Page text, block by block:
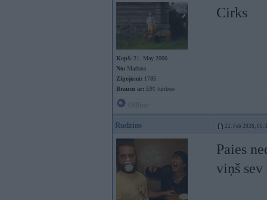
Kopš: 21. May 2006
No: Madona
Ziņojumi: 1785
Braucu ar: E91 turrboo
Cirks
Rudzins 22. Feb 2026,
Paies
viņš sev